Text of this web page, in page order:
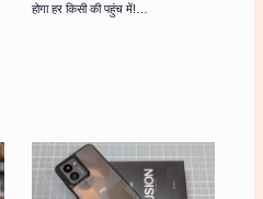
होगा हर किसी की पहुंच में!…